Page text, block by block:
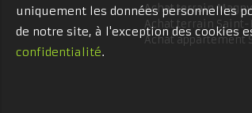
Achat terrain
Achat terrain
Achat appartement
uniquement les données personnelles
de notre site, à l'exception des cookies
confidentialité.